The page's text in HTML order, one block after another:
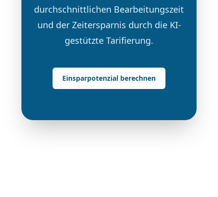
durchschnittlichen Bearbeitungszeit
und der Zeitersparnis durch die KI-
gestützte Tarifierung.
Einsparpotenzial berechnen